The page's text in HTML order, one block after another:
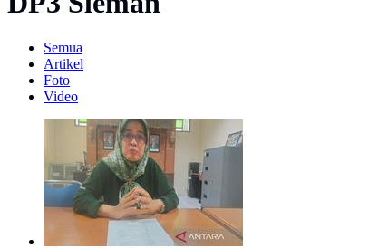
Semua
Artikel
Foto
Video